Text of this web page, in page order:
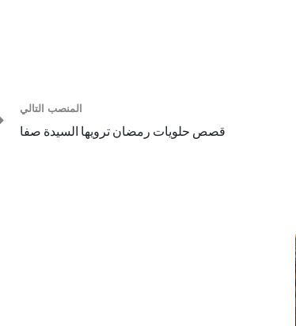
المنصب التالي
قصص حلويات رمضان ترويها السيدة صفا